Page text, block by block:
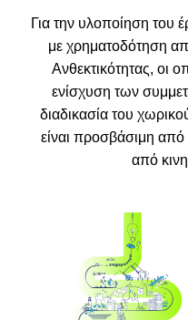
Για την υλοποίηση του
με χρηματοδότηση
Ανθεκτικότητας, οι
ενίσχυση των
διαδικασία του
είναι προσβάσιμη από
από